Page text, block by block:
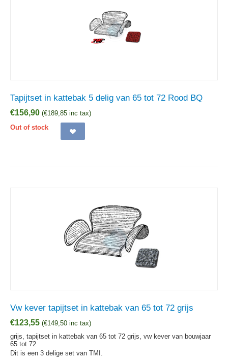
Tapijtset in kattebak 5 delig van 65 tot 72 Rood BQ
€156,90 (€189,85 inc tax)
Out of stock
Vw kever tapijtset in kattebak van 65 tot 72 grijs
€123,55 (€149,50 inc tax)
grijs, tapijtset in kattebak van 65 tot 72 grijs, vw kever van bouwjaar
65 tot 72
Dit is een 3 delige set van TMI.